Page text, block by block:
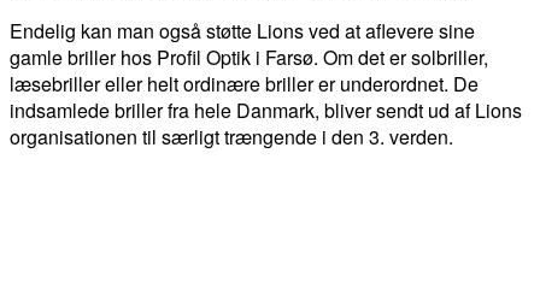
Endelig kan man også støtte Lions ved at aflevere sine
gamle briller hos Profil Optik i Farsø. Om det er solbriller,
læsebriller eller helt ordinære briller er underordnet. De
indsamlede briller fra hele Danmark, bliver sendt ud af Lions
organisationen til særligt trængende i den 3. verden.